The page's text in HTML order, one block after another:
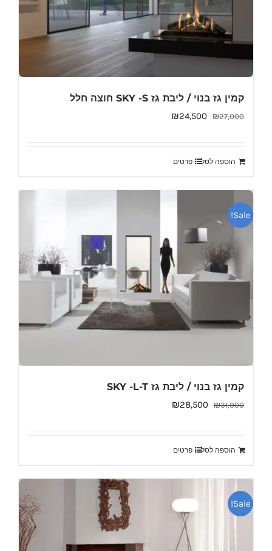
קמין גז בנוי / ליבת גז SKY -S חוצה חלל
₪27,000
המחיר
₪27,000.
₪24,500
הוספה לסל פרטים
Sale!
קמין גז בנוי / ליבת גז SKY -L-T
₪31,000
המחיר
₪31,000.
₪28,500
הוספה לסל פרטים
Sale!